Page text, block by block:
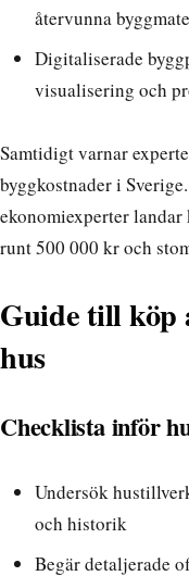
återvunna
Digitaliserade
visualisering och
Samtidigt varnar
byggkostnader i Sverige.
ekonomiexperterlandar
runt 500 000 kr och
Guide till köp
hus
Checklista inför
Undersök
och historik
Begär detaljerade